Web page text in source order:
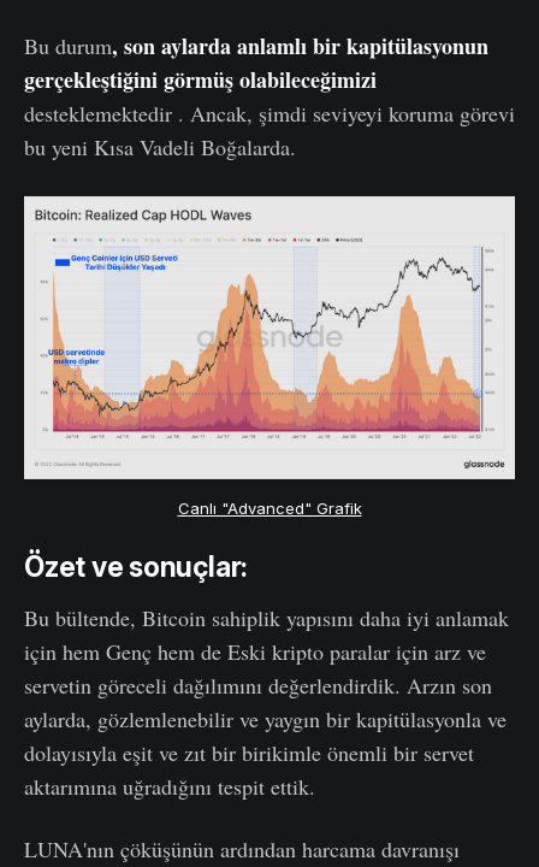
Bu durum, son aylarda anlamlı bir kapitülasyonun
gerçekleştiğinigörmüş olabileceğimizi
desteklemektedir . Ancak, şimdi seviyeyi koruma görevi
bu yeni Kısa Vadeli Boğalarda.
Canlı "Advanced" Grafik
Özet ve sonuçlar:
Bu bültende, Bitcoin sahiplik yapısını daha iyi anlamak
için hem Genç hem de Eski kripto paralar için arz ve
servetin göreceli dağılımını değerlendirdik. Arzın son
aylarda, gözlemlenebilir ve yaygın bir kapitülasyonla ve
dolayısıyla eşit ve zıt bir birikimle önemli bir servet
aktarımına uğradığını tespit ettik.
LUNA'nın çöküşünün ardından harcama davranışı